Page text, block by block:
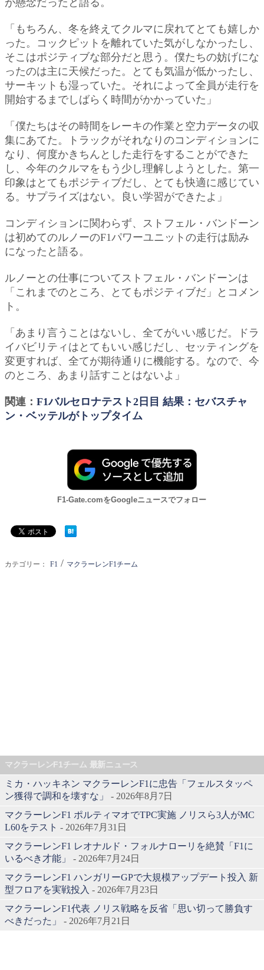
が懸念だったと語る。
「もちろん、冬を終えてクルマに戻れてとても嬉しか
った。コックピットを離れていた気がしなかったし、
そこはポジティブな部分だと思う。僕たちの妨げにな
ったのは主に天候だった。とても気温が低かったし、
サーキットも湿っていた。それによって全員が走行を
開始するまでしばらく時間がかかっていた」
「僕たちはその時間をレーキの作業と空力データの収
集にあてた。トラックがそれなりのコンディションに
なり、何度かきちんとした走行をすることができた
し、今年のクルマをもう少し理解しようとした。第一
印象はとてもポジティブだし、とても快適に感じてい
る。サプライズはない。良い学習ができたよ」
コンディションに関わらず、ストフェル・バンドーン
は初めてのルノーのF1パワーユニットの走行は励み
になったと語る。
ルノーとの仕事についてストフェル・バンドーンは
「これまでのところ、とてもポジティブだ」とコメン
ト。
「あまり言うことはないし、全てがいい感じだ。ドラ
イバビリティはとてもいい感じだし、セッティングを
変更すれば、全てが期待通りに機能する。なので、今
のところ、あまり話すことはないよ」
関連： F1バルセロナテスト2日目 結果：セバスチャ
ン・ベッテルがトップタイム
F1-Gate.comをGoogleニュースでフォロー
カテゴリー： F1 / マクラーレンF1チーム
マクラーレンF1チーム 最新ニュース
ミカ・ハッキネン マクラーレンF1に忠告「フェルスタッペ
ン獲得で調和を壊すな」
- 2026年8月7日
マクラーレンF1 ポルティマオでTPC実施 ノリスら3人がMC
L60をテスト - 2026年7月31日
マクラーレンF1 レオナルド・フォルナローリを絶賛「F1に
いるべき才能」
- 2026年7月24日
マクラーレンF1 ハンガリーGPで大規模アップデート投入 新
型フロアを実戦投入 - 2026年7月23日
マクラーレンF1代表 ノリス戦略を反省「思い切って勝負す
べきだった」
- 2026年7月21日